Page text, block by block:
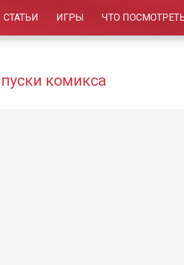
СТАТЬИ ИГРЫ ЧТО
комикса